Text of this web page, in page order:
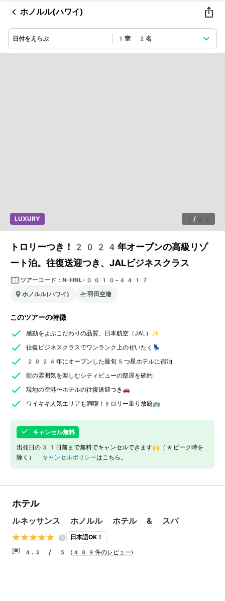
ホノルル(ハワイ)
日付をえらぶ 1室 2名
1 / 39
LUXURY
トロリーつき！2024年オープンの高級リゾ
ート泊。往復送迎つき、JALビジネスクラス
ツアーコード： N-HNL-0010-4417
ホノルル(ハワイ)
羽田空港
このツアーの特徴
感動をよぶこだわりの品質、日本航空（JAL）✨
往復ビジネスクラスでワンランク上のぜいたく💺
2024年にオープンした最旬5つ星ホテルに宿泊
街の雰囲気を楽しむシティビューの部屋を確約
現地の空港〜ホテルの往復送迎つき🚗
ワイキキ人気エリアも満喫！トロリー乗り放題🚌
キャンセル無料
出発日の31日前まで無料でキャンセルできます🙌（*ピーク時を
除く） キャンセルポリシーはこちら。
ホテル
ルネッサンス ホノルル ホテル & スパ
日本語OK！
4.3 / 5 ( 489件のレビュー)